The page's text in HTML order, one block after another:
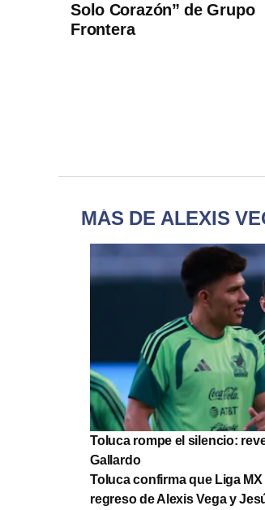
Solo Corazón” de Grupo
Frontera
MÁS DE ALEXIS
Toluca rompe el silencio:
Gallardo
Toluca confirma que Liga
regreso de Alexis Vega y